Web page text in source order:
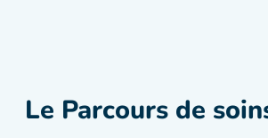
Le Parcours de